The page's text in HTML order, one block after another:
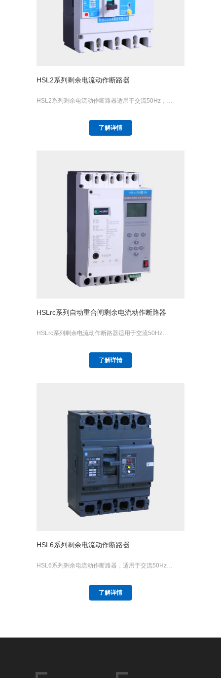
HSL2系列剩余电流动作断路器
HSL2系列剩余电流动作断路器适用于交流50Hz，…
了解详情
HSLrc系列自动重合闸剩余电流动作断路器
HSLrc系列剩余电流动作断路器适用于交流50Hz…
了解详情
HSL6系列剩余电流动作断路器
HSL6系列剩余电流动作断路器，适用于交流50Hz…
了解详情